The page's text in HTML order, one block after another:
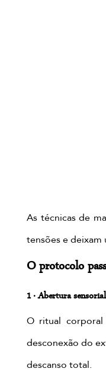
As técnicas de
tensões e
O protocolo
1 · Abertura sensorial
O ritual
desconexão do
descanso total.